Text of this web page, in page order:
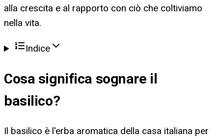
alla crescita e al rapporto con ciò che coltiviamo
nella vita.
Indice
Cosa significa sognare il
basilico?
Il basilico è l'erba aromatica della casa italiana per